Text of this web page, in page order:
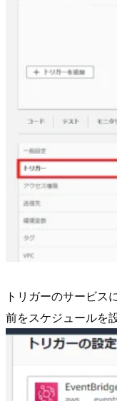
トリガーのサービス
前をスケジュールを